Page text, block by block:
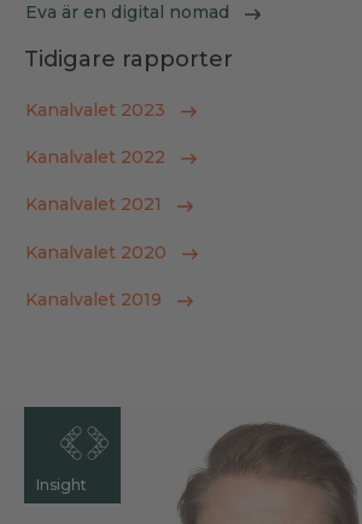
Eva är en digital nomad
Tidigare rapporter
Kanalvalet 2023
Kanalvalet 2022
Kanalvalet 2021
Kanalvalet 2020
Kanalvalet 2019
Insight